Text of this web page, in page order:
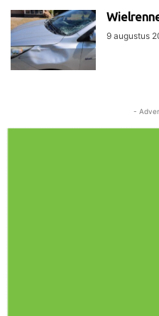
9 augustus
-